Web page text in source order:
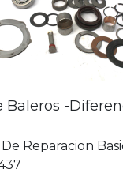
Baleros -
Reparacion